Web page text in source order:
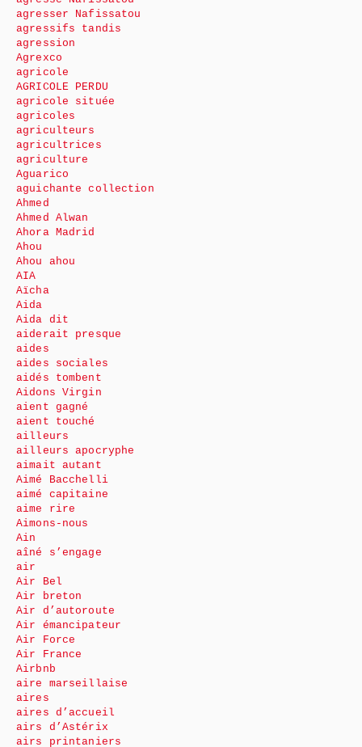
agresser Nafissatou
agressifs tandis
agression
Agrexco
agricole
AGRICOLE PERDU
agricole située
agricoles
agriculteurs
agricultrices
agriculture
Aguarico
aguichante collection
Ahmed
Ahmed Alwan
Ahora Madrid
Ahou
Ahou ahou
AIA
Aïcha
Aida
Aida dit
aiderait presque
aides
aides sociales
aidés tombent
Aidons Virgin
aient gagné
aient touché
ailleurs
ailleurs apocryphe
aimait autant
Aimé Bacchelli
aimé capitaine
aime rire
Aimons-nous
Ain
aîné s’engage
air
Air Bel
Air breton
Air d’autoroute
Air émancipateur
Air Force
Air France
Airbnb
aire marseillaise
aires
aires d’accueil
airs d’Astérix
airs printaniers